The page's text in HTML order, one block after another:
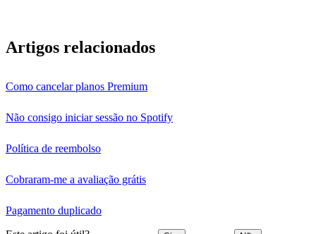
Artigos relacionados
Como cancelar planos Premium
Não consigo iniciar sessão no Spotify
Política de reembolso
Cobraram-me a avaliação grátis
Pagamento duplicado